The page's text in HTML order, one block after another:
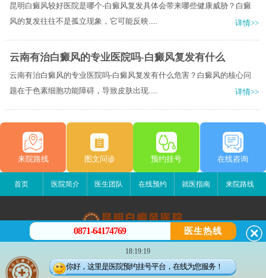
昆明白癜风较好医院是哪个-白癜风复发具体会带来哪些健康威胁？白癜
风的复发往往不是孤立现象，它可能反映.....
详情>>
云南有治白癜风的专业医院吗-白癜风复发有什么
云南有治白癜风的专业医院吗-白癜风复发有什么危害？白癜风的核心问
题在于色素细胞功能障碍，导致皮肤出现.....
详情>>
来院路线 图文问诊 预约挂号 在线咨询
首页 医院简介 医生团队 在线预约 就医指南 来院路线
昆明白癜风医院
昆明市五华区护国路2号
版权所有：昆明白癜风医院
0871-64174769 医生热线
18:19:19
你好，这里是医院预约挂号平台，在线为您服务！